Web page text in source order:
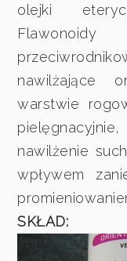
olejki
nawilżające
warstwie
nawilżenie
wpływem
SKŁAD: